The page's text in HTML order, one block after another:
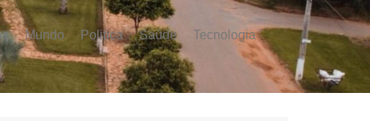
Mundo Politica Saúde Tecnologia